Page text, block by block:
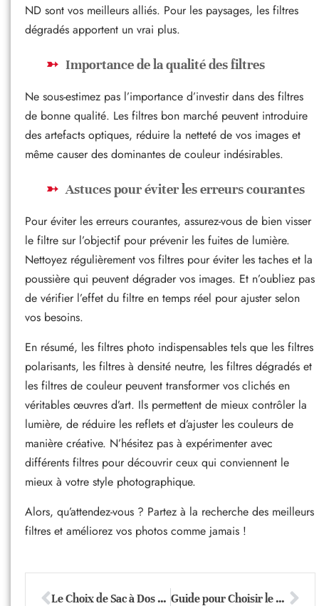
ND sont vos meilleurs alliés. Pour les paysages, les filtres
dégradés apportent un vrai plus.
Importance de la qualité des filtres
Ne sous-estimez pas l’importance d’investir dans des filtres
de bonne qualité. Les filtres bon marché peuvent introduire
des artefacts optiques, réduire la netteté de vos images et
même causer des dominantes de couleur indésirables.
Astuces pour éviter les erreurs courantes
Pour éviter les erreurs courantes, assurez-vous de bien visser
le filtre sur l’objectif pour prévenir les fuites de lumière.
Nettoyez régulièrement vos filtres pour éviter les taches et la
poussière qui peuvent dégrader vos images. Et n’oubliez pas
de vérifier l’effet du filtre en temps réel pour ajuster selon
vos besoins.
En résumé, les filtres photo indispensables tels que les filtres
polarisants, les filtres à densité neutre, les filtres dégradés et
les filtres de couleur peuvent transformer vos clichés en
véritables œuvres d’art. Ils permettent de mieux contrôler la
lumière, de réduire les reflets et d’ajuster les couleurs de
manière créative. N’hésitez pas à expérimenter avec
différents filtres pour découvrir ceux qui conviennent le
mieux à votre style photographique.
Alors, qu’attendez-vous ? Partez à la recherche des meilleurs
filtres et améliorez vos photos comme jamais !
Le Choix de Sac à Dos Parfait pour les Photographes: Confort et Fonctionnalité Guide pour Choisir le Bon Objectif Photo